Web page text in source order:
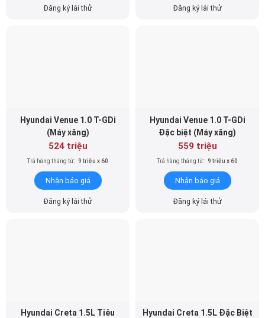
Đăng ký lái thử Đăng ký lái thử
Hyundai Venue 1.0 T-GDi
(Máy xăng)
524 triệu
Trả hàng tháng từ: 9 triệu x 60
Nhận báo giá
Đăng ký lái thử
Hyundai Venue 1.0 T-GDi
Đặc biệt (Máy xăng)
559 triệu
Trả hàng tháng từ: 9 triệu x 60
Nhận báo giá
Đăng ký lái thử
Hyundai Creta 1.5L Tiêu
Hyundai Creta 1.5L Đặc Biệt